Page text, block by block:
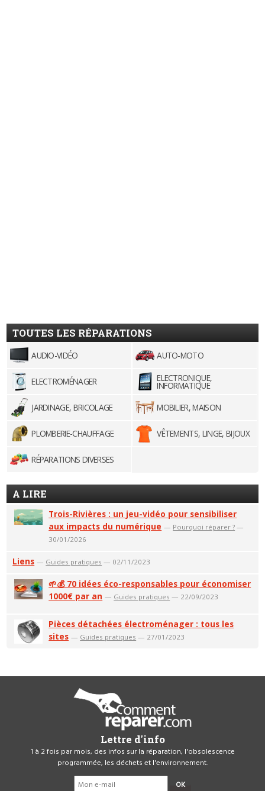
TOUTES LES RÉPARATIONS
AUDIO-VIDÉO AUTO-MOTO
ELECTROMÉNAGER ELECTRONIQUE,
INFORMATIQUE
JARDINAGE, BRICOLAGE
MOBILIER, MAISON
PLOMBERIE-CHAUFFAGE VÊTEMENTS, LINGE, BIJOUX
RÉPARATIONS DIVERSES
A LIRE
Trois-Rivières : un jeu-vidéo pour sensibiliser
aux impacts du numérique — Pourquoi réparer ? —
30/01/2026
Liens — Guides pratiques — 02/11/2023
🌱💰 70 idées éco-responsables pour économiser
1000€ par an — Guides pratiques — 22/09/2023
Pièces détachées électroménager : tous les
sites — Guides pratiques — 27/01/2023
Lettre d'info
1 à 2 fois par mois, des infos sur la réparation, l'obsolescence
programmée, les déchets et l'environnement.
OK